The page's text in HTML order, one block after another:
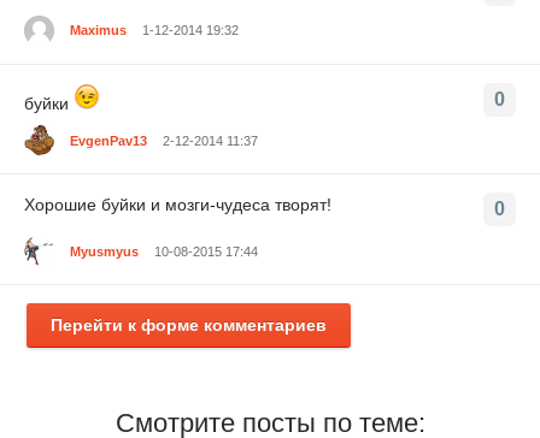
Maximus 1-12-2014 19:32
0
буйки
EvgenPav13 2-12-2014 11:37
0
Хорошие буйки и мозги-чудеса творят!
Myusmyus 10-08-2015 17:44
Перейти к форме комментариев
Смотрите посты по теме: